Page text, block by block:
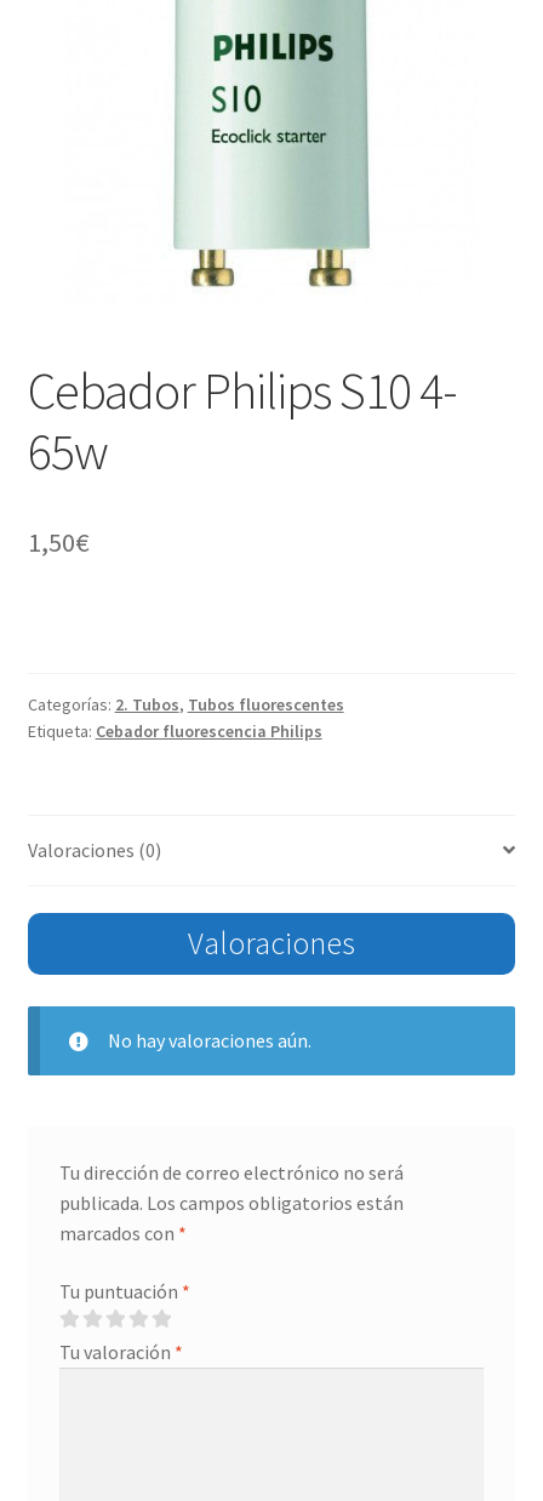
Contacta con nosotros
Cebador Philips S10 4-
65w
1,50€
Categorías: 2. Tubos, Tubos fluorescentes
Etiqueta: Cebador fluorescencia Philips
Valoraciones (0)
Valoraciones
No hay valoraciones aún.
Tu dirección de correo electrónico no será
publicada. Los campos obligatorios están
marcados con *
Tu puntuación *
Tu valoración *